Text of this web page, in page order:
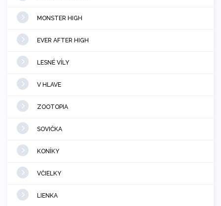
MONSTER HIGH
EVER AFTER HIGH
LESNÉ VÍLY
V HLAVE
ZOOTOPIA
SOVIČKA
KONÍKY
VČIELKY
LIENKA